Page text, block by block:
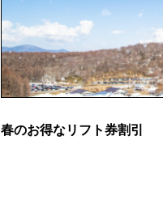
春のお得なリフト券割引